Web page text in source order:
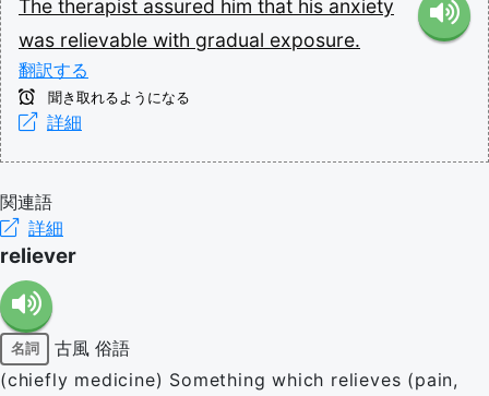
The therapist assured him that his anxiety
was relievable with gradual exposure.
翻訳する
聞き取れるようになる
詳細
関連語
詳細
reliever
名詞 古風 俗語
(chiefly medicine) Something which relieves (pain,